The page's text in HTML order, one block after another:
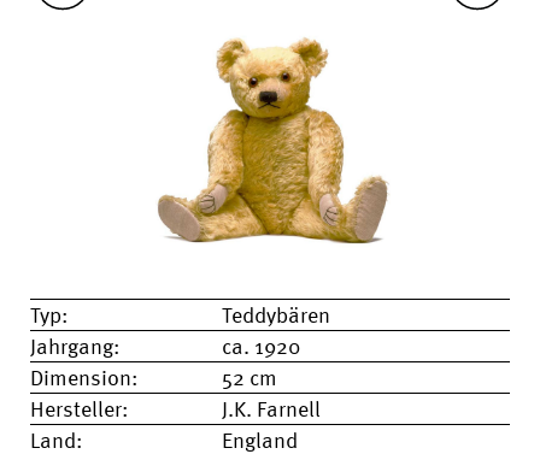
Typ:
Teddybären
Jahrgang:
ca. 1920
Dimension:
52 cm
Hersteller:
J.K. Farnell
Land:
England